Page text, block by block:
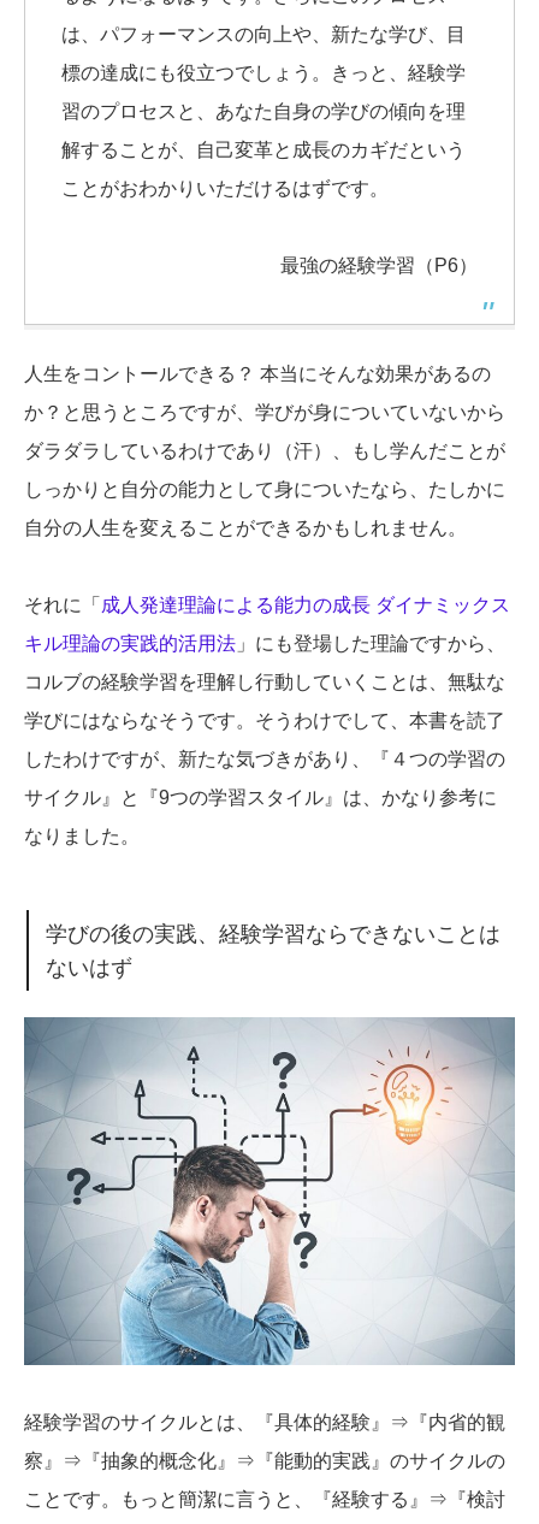
は、パフォーマンスの向上や、新たな学び、目
標の達成にも役立つでしょう。きっと、経験学
習のプロセスと、あなた自身の学びの傾向を理
解することが、自己変革と成長のカギだという
ことがおわかりいただけるはずです。
最強の経験学習（P6）
人生をコントールできる？ 本当にそんな効果があるの
か？と思うところですが、学びが身についていないから
ダラダラしているわけであり（汗）、もし学んだことが
しっかりと自分の能力として身についたなら、たしかに
自分の人生を変えることができるかもしれません。
それに「 成人発達理論による能力の成長 ダイナミックス
キル理論の実践的活用法 」にも登場した理論ですから、
コルブの経験学習を理解し行動していくことは、無駄な
学びにはならなそうです。そうわけでして、本書を読了
したわけですが、新たな気づきがあり、『４つの学習の
サイクル』と『9つの学習スタイル』は、かなり参考に
なりました。
学びの後の実践、経験学習ならできないことは
ないはず
経験学習のサイクルとは、『具体的経験』⇒『内省的観
察』⇒『抽象的概念化』⇒『能動的実践』のサイクルの
ことです。もっと簡潔に言うと、『経験する』⇒『検討